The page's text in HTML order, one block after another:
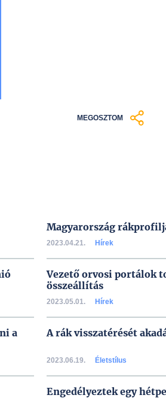
MEGOSZTOM
Magyarország
2023.04.21. Hírek
Vezető orvosi portálok
összeállítás
2023.05.01. Hírek
a
A rák visszatérését
2023.06.19. Életstílus
Engedélyeztek egy